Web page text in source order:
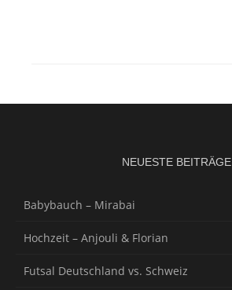
NEUESTE BEITRÄGE
Babybauch – Mirabai
Hochzeit – Anjouli & Florian
Futsal Deutschland vs. Schweiz